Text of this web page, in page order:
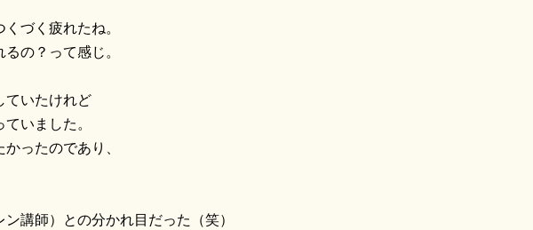
づく疲れたね。
の？って感じ。
ていたけれど
いました。
ったのであり、
講師）との分かれ目だった（笑）